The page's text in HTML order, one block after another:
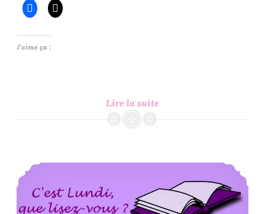
Lire la suite
Lundi,
Vous
#78
J’aime ça :
C’est Lundi, Que Lisez-Vous ? #77